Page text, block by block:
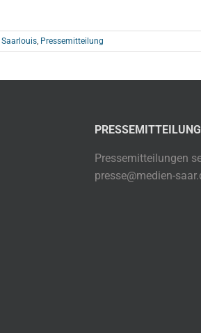
Saarlouis, Pressemitteilung
Pressemitteilungen
presse@medien-